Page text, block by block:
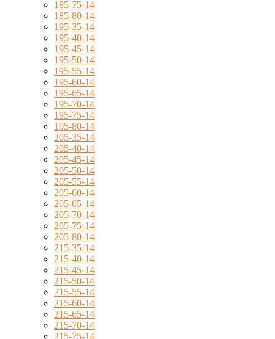
185-75-14
185-80-14
195-35-14
195-40-14
195-45-14
195-50-14
195-55-14
195-60-14
195-65-14
195-70-14
195-75-14
195-80-14
205-35-14
205-40-14
205-45-14
205-50-14
205-55-14
205-60-14
205-65-14
205-70-14
205-75-14
205-80-14
215-35-14
215-40-14
215-45-14
215-50-14
215-55-14
215-60-14
215-65-14
215-70-14
215-75-14